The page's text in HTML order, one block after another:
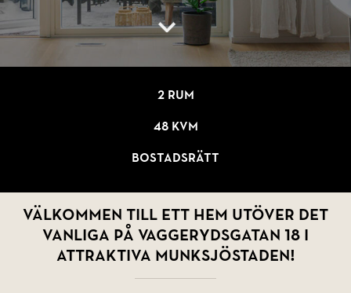
2 rum
48 kvm
Bostadsrätt
Välkommen till ett hem utöver det
vanliga på Vaggerydsgatan 18 i
attraktiva Munksjöstaden!